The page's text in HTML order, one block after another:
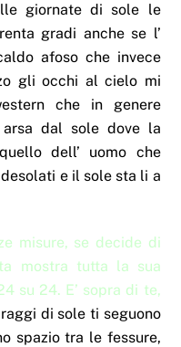
giornate di sole le
gradi anche se l’
afoso che invece
gli occhi al cielo mi
che in genere
dal sole dove la
dell’ uomo che
e il sole sta li a
misure, se decide di
mostra tutta la sua
su 24. E’ sopra di te,
di sole ti seguono
spazio tra le fessure,